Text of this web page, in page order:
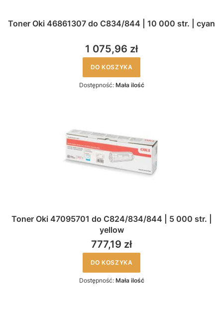
Toner Oki 46861307 do C834/844 | 10 000 str. | cyan
1 075,96 zł
DO KOSZYKA
Dostępność: Mała ilość
Toner Oki 47095701 do C824/834/844 | 5 000 str. |
yellow
777,19 zł
DO KOSZYKA
Dostępność: Mała ilość